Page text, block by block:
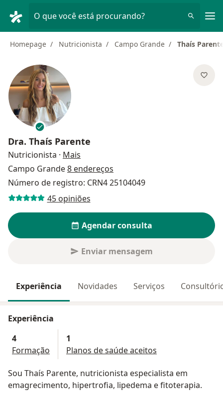
O que você está procurando?
Homepage Nutricionista Campo Grande Thaís
Dra. Thaís Parente
Nutricionista · Mais
Campo Grande8 endereços
Número de registro: CRN4 25104049
45 opiniões
Agendar consulta
Enviar mensagem
Experiência Novidades Serviços
Experiência
4
Formação
1
Planos de saúde aceitos
Sou Thaís Parente, nutricionista especialista em
emagrecimento, hipertrofia, lipedema e fitoterapia.